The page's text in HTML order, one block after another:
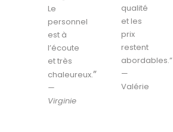
Le
personnel
est à
l’écoute
et très
chaleureux.”
—
Virginie
qualité
et les
prix
restent
abordables.”
—
Valérie